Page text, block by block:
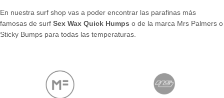
En nuestra surf shop vas a poder encontrar las parafinas más
famosas de surf Sex Wax Quick Humps o de la marca Mrs Palmers o
Sticky Bumps para todas las temperaturas.